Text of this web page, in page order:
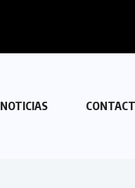
NOTICIAS